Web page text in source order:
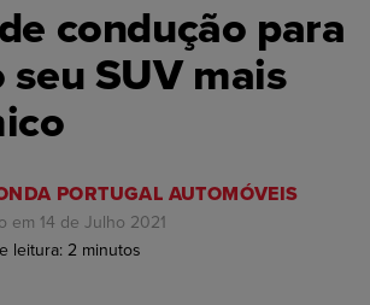
condução para
SUV mais
PORTUGAL AUTOMÓVEIS
em 14 de Julho 2021
leitura: 2 minutos